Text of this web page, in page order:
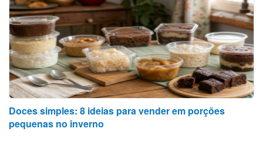
Doces simples: 8 ideias para vender em porções
pequenas no inverno